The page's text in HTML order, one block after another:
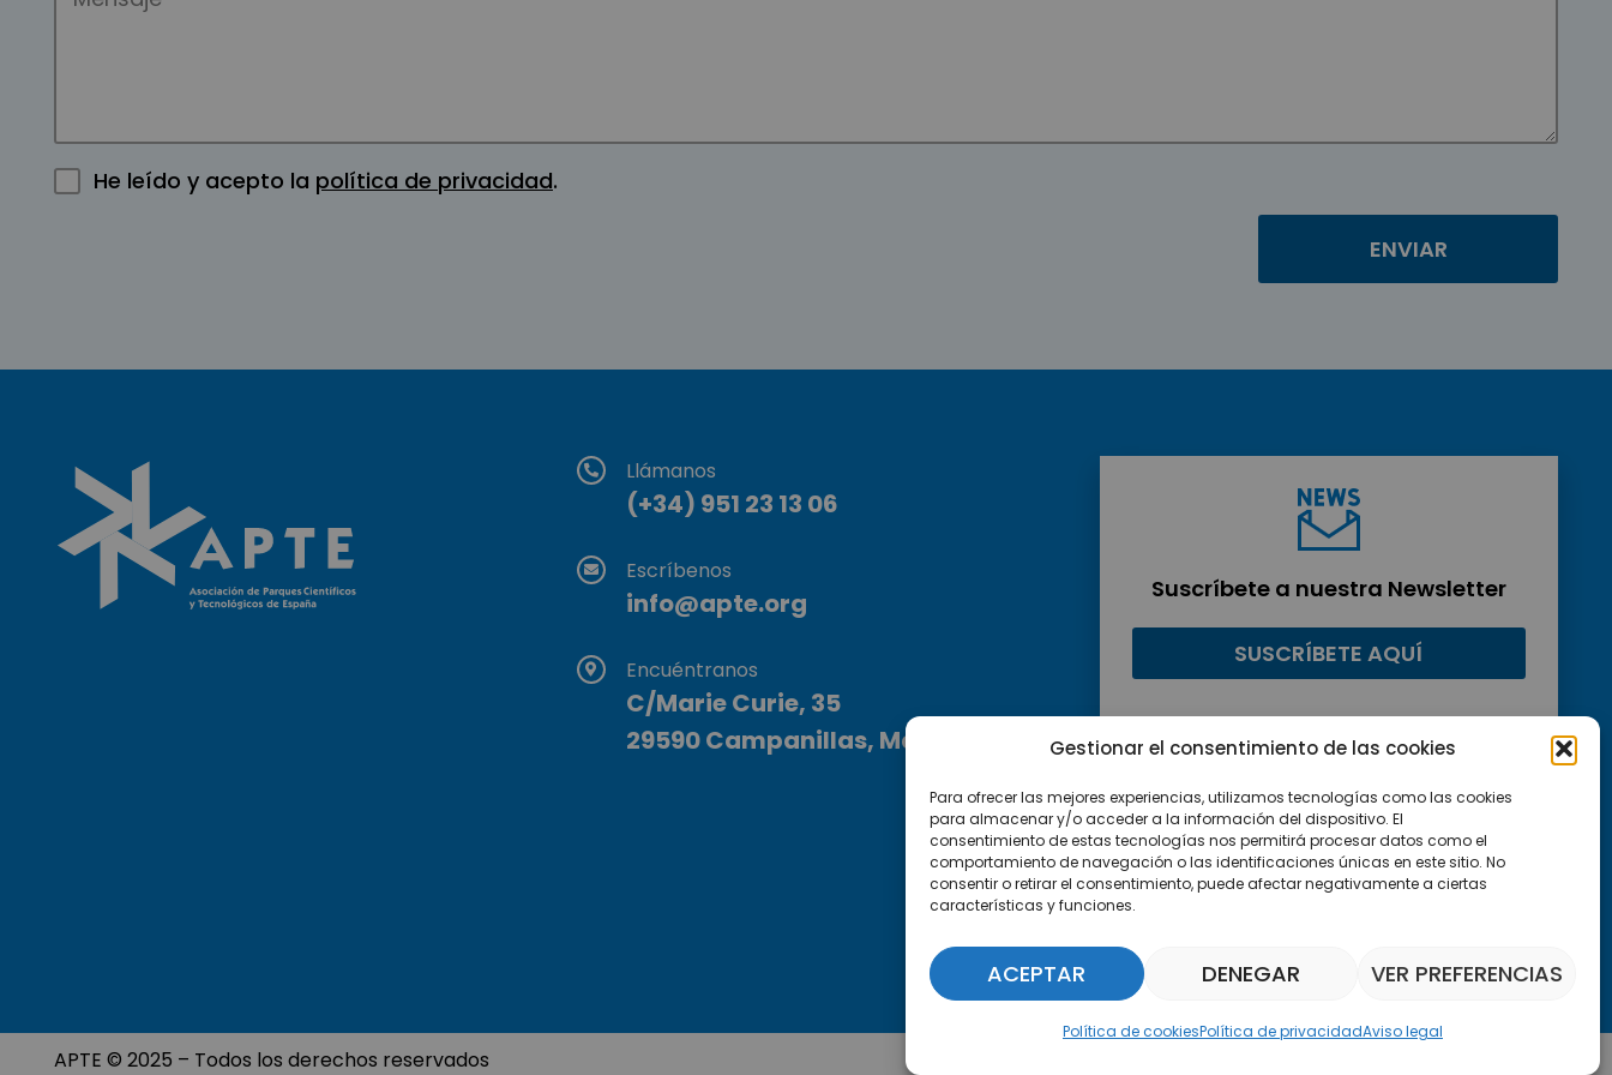
Gestionar el consentimiento de las cookies
Para ofrecer las mejores experiencias, utilizamos tecnologías como las cookies
para almacenar y/o acceder a la información del dispositivo. El
consentimiento de estas tecnologías nos permitirá procesar datos como el
comportamiento de navegación o las identificaciones únicas en este sitio. No
consentir o retirar el consentimiento, puede afectar negativamente a ciertas
características y funciones.
ACEPTAR DENEGAR VER PREFERENCIAS
Política de cookiesPolítica de privacidadAviso legal
He leído y acepto la política de privacidad.
Llámanos
(+34) 951 23 13 06
Escríbenos
info@apte.org
Encuéntranos
C/Marie Curie, 35
29590 Campanillas, Málaga
Suscríbete a nuestra Newsletter
SUSCRÍBETE AQUÍ
APTE © 2025 – Todos los derechos reservados